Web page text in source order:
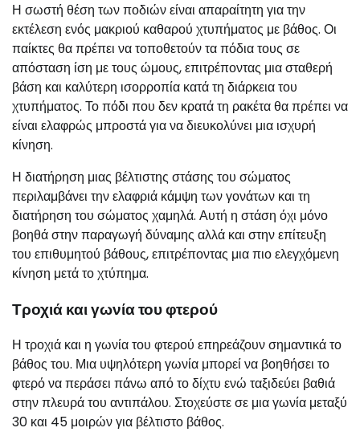
Η σωστή θέση των ποδιών είναι απαραίτητη για την
εκτέλεση ενός μακριού καθαρού χτυπήματος με βάθος. Οι
παίκτες θα πρέπει να τοποθετούν τα πόδια τους σε
απόσταση ίση με τους ώμους, επιτρέποντας μια σταθερή
βάση και καλύτερη ισορροπία κατά τη διάρκεια του
χτυπήματος. Το πόδι που δεν κρατά τη ρακέτα θα πρέπει να
είναι ελαφρώς μπροστά για να διευκολύνει μια ισχυρή
κίνηση.
Η διατήρηση μιας βέλτιστης στάσης του σώματος
περιλαμβάνει την ελαφριά κάμψη των γονάτων και τη
διατήρηση του σώματος χαμηλά. Αυτή η στάση όχι μόνο
βοηθά στην παραγωγή δύναμης αλλά και στην επίτευξη
του επιθυμητού βάθους, επιτρέποντας μια πιο ελεγχόμενη
κίνηση μετά το χτύπημα.
Τροχιά και γωνία του φτερού
Η τροχιά και η γωνία του φτερού επηρεάζουν σημαντικά το
βάθος του. Μια υψηλότερη γωνία μπορεί να βοηθήσει το
φτερό να περάσει πάνω από το δίχτυ ενώ ταξιδεύει βαθιά
στην πλευρά του αντιπάλου. Στοχεύστε σε μια γωνία μεταξύ
30 και 45 μοιρών για βέλτιστο βάθος.